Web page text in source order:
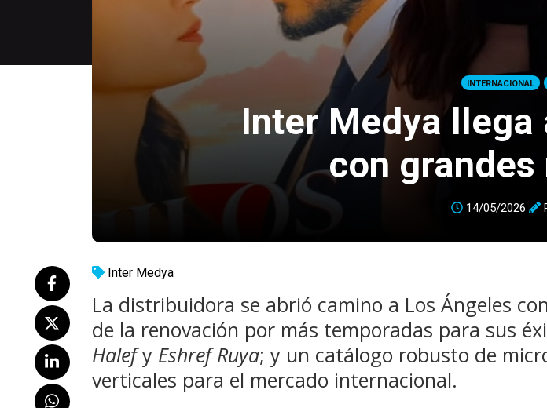
INTERNACIONAL
Inter Medya llega
con grandes
14/05/2026
Inter Medya
La distribuidora se abrió camino a Los Ángeles
de la renovación por más temporadas para sus
Halefy Eshref Ruya; y un catálogo robusto de
verticales para el mercado internacional.